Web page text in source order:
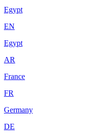
Egypt
EN
Egypt
AR
France
FR
Germany
DE